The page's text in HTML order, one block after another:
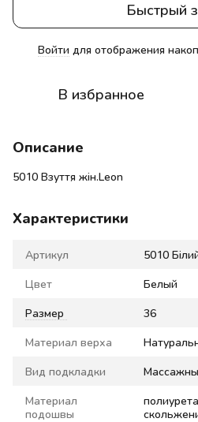
Быстрый
Войти для отображения
В избранное
Описание
5010 Взуття жін.Leon
Характеристики
Артикул 5010
Цвет Белый
Размер 36
Материал верха
Вид подкладки
Материал
подошвы